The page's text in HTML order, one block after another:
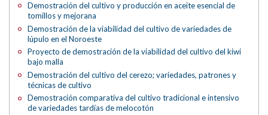
Demostración del cultivo y producción en aceite esencial de
tomillos y mejorana
Demostración de la viabilidad del cultivo de variedades de
lúpulo en el Noroeste
Proyecto de demostración de la viabilidad del cultivo del kiwi
bajo malla
Demostración del cultivo del cerezo; variedades, patrones y
técnicas de cultivo
Demostración comparativa del cultivo tradicional e intensivo
de variedades tardías de melocotón